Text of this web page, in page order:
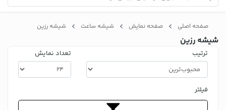
صفحه اصلی صفحه نمایش شیشه ساعت شیشه رزین
شیشه رزین
ترتیب تعداد نمایش
فیلتر